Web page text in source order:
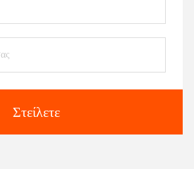
Στείλετε